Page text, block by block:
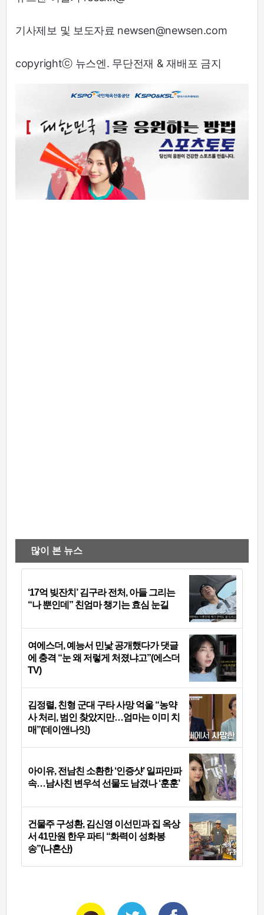
기사제보 및 보도자료 newsen@newsen.com
copyrightⓒ 뉴스엔. 무단전재 & 재배포 금지
많이 본 뉴스
‘17억 빚잔치’ 김구라 전처, 아들 그리는
“나 뿐인데” 친엄마 챙기는 효심 눈길
여에스더, 예능서 민낯 공개했다가 댓글
에 충격 “눈 왜 저렇게 처졌냐고”(에스더
TV)
김정렬, 친형 군대 구타 사망 억울 “농약
사 처리, 범인 찾았지만…엄마는 이미 치
매”(데이앤나잇)
아이유, 전남친 소환한 ‘인증샷’ 일파만파
속…남사친 변우석 선물도 남겼나 ‘훈훈’
건물주 구성환, 김신영 이선민과 집 옥상
서 41만원 한우 파티 “화력이 성화봉
송”(나혼산)